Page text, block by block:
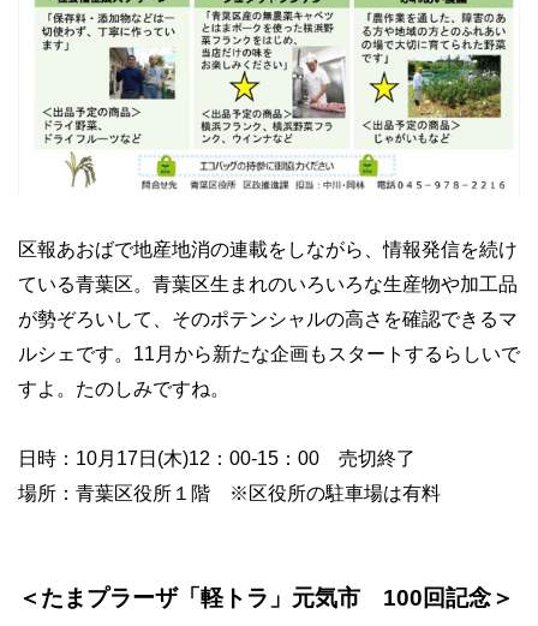
区報あおばで地産地消の連載をしながら、情報発信を続け
ている青葉区。青葉区生まれのいろいろな生産物や加工品
が勢ぞろいして、そのポテンシャルの高さを確認できるマ
ルシェです。11月から新たな企画もスタートするらしいで
すよ。たのしみですね。
日時：10月17日(木)12：00-15：00 売切終了
場所：青葉区役所１階 ※区役所の駐車場は有料
＜たまプラーザ「軽トラ」元気市 100回記念＞